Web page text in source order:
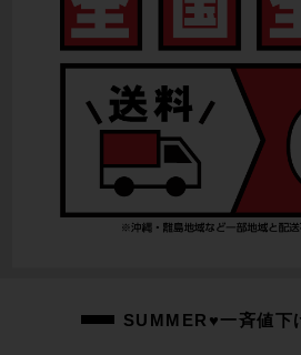
リアディレイラー
BROMPTON
ブレーキキャリパー
SUMMER♥一斉値下